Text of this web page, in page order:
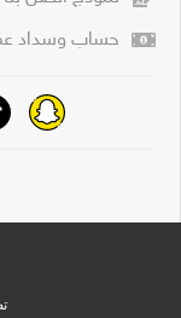
حساب وسداد